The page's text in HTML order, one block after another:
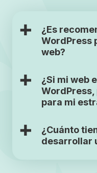
¿Es
WordPress
web?
¿Si mi web
para mi
¿Cuánto
desarrollar